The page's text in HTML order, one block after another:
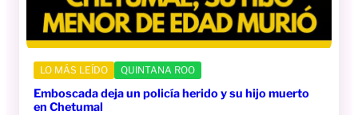
LO MÁS LEÍDO QUINTANA ROO
Emboscada deja un policía herido y su hijo muerto
en Chetumal